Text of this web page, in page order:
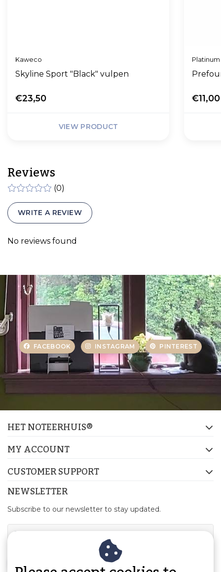
Kaweco
Skyline Sport "Black" vulpen
€23,50
VIEW PRODUCT
Platinum
€11,00
Reviews
(0)
WRITE A REVIEW
No reviews found
FACEBOOK INSTAGRAM PINTEREST
HET NOTEERHUIS®
MY ACCOUNT
CUSTOMER SUPPORT
NEWSLETTER
Subscribe to our newsletter to stay updated.